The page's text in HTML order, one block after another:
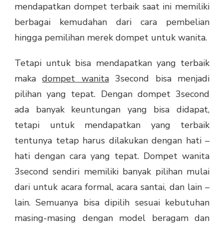
mendapatkan dompet terbaik saat ini memiliki
berbagai kemudahan dari cara pembelian
hingga pemilihan merek dompet untuk wanita.
Tetapi untuk bisa mendapatkan yang terbaik
makadompet wanita3second bisa menjadi
pilihan yang tepat. Dengan dompet 3second
ada banyak keuntungan yang bisa didapat,
tetapi untuk mendapatkan yang terbaik
tentunya tetap harus dilakukan dengan hati –
hati dengan cara yang tepat. Dompet wanita
3second sendiri memiliki banyak pilihan mulai
dari untuk acara formal, acara santai, dan lain –
lain. Semuanya bisa dipilih sesuai kebutuhan
masing-masing dengan model beragam dan